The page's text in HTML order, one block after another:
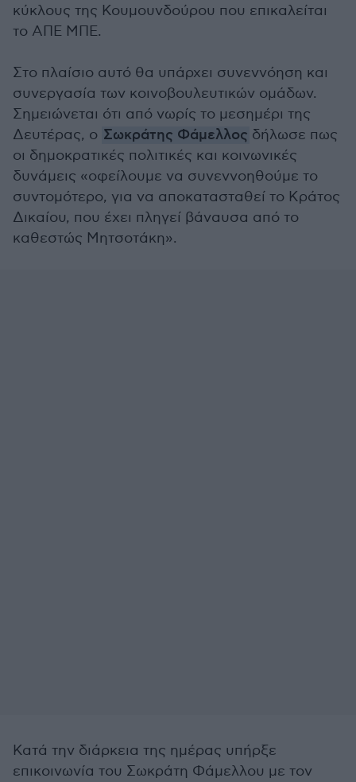
κύκλους της Κουμουνδούρου που επικαλείται
το ΑΠΕ ΜΠΕ.
Στο πλαίσιο αυτό θα υπάρχει συνεννόηση και
συνεργασία των κοινοβουλευτικών ομάδων.
Σημειώνεται ότι από νωρίς το μεσημέρι της
Δευτέρας, ο Σωκράτης Φάμελλος δήλωσε πως
οι δημοκρατικές πολιτικές και κοινωνικές
δυνάμεις «οφείλουμε να συνεννοηθούμε το
συντομότερο, για να αποκατασταθεί το Κράτος
Δικαίου, που έχει πληγεί βάναυσα από το
καθεστώς Μητσοτάκη».
Κατά την διάρκεια της ημέρας υπήρξε
επικοινωνία του Σωκράτη Φάμελλου με τον